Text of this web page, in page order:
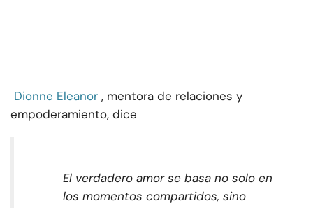
Dionne Eleanor , mentora de relaciones y
empoderamiento, dice
El verdadero amor se basa no solo en
los momentos compartidos, sino